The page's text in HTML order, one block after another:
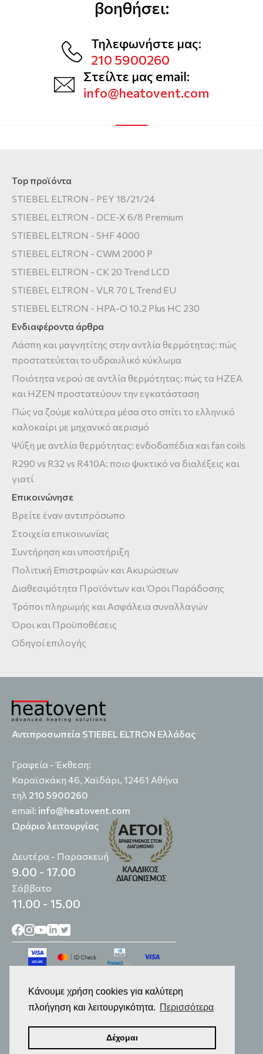
Κάνουμε χρήση cookies για καλύτερη
πλοήγηση και λειτουργικότητα. Περισσότερα
Δέχομαι
Μοντέλα και τεχνικά χαρακτηριστικά
Τρόποι εγκατάστασης
Εργαλεία επιλογής & υπολογισμού
Σημεία διάθεσης
Οδηγοί Επιλογής
βοηθήσει:
Τηλεφωνήστε μας:
210 5900260
Στείλτε μας email:
info@heatovent.com
Top προϊόντα
STIEBEL ELTRON - PEY 18/21/24
STIEBEL ELTRON - DCE-X 6/8 Premium
STIEBEL ELTRON - SHF 4000
STIEBEL ELTRON - CWM 2000 P
STIEBEL ELTRON - CK 20 Trend LCD
STIEBEL ELTRON - VLR 70 L Trend EU
STIEBEL ELTRON - HPA-O 10.2 Plus HC 230
Ενδιαφέροντα άρθρα
Λάσπη και μαγνητίτης στην αντλία θερμότητας: πώς
προστατεύεται το υδραυλικό κύκλωμα
Ποιότητα νερού σε αντλία θερμότητας: πώς τα HZEA
και HZEN προστατεύουν την εγκατάσταση
Πώς να ζούμε καλύτερα μέσα στο σπίτι το ελληνικό
καλοκαίρι με μηχανικό αερισμό
Ψύξη με αντλία θερμότητας: ενδοδαπέδια και fan coils
R290 vs R32 vs R410A: ποιο ψυκτικό να διαλέξεις και
γιατί
Επικοινώνησε
Βρείτε έναν αντιπρόσωπο
Στοιχεία επικοινωνίας
Συντήρηση και υποστήριξη
Πολιτική Επιστροφών και Ακυρώσεων
Διαθεσιμότητα Προϊόντων και Όροι Παράδοσης
Τρόποι πληρωμής και Ασφάλεια συναλλαγών
Όροι και Προϋποθέσεις
Οδηγοί επιλογής
Αντιπροσωπεία STIEBEL ELTRON Ελλάδας
Γραφεία - Έκθεση:
Καραϊσκάκη 46, Χαϊδάρι, 12461 Αθήνα
τηλ 210 5900260
email: info@heatovent.com
Ωράριο λειτουργίας
Δευτέρα - Παρασκευή
9.00 - 17.00
Σάββατο
11.00 - 15.00
© 2014-2026 Επεξεργασία Προσωπικών Δεδομένων